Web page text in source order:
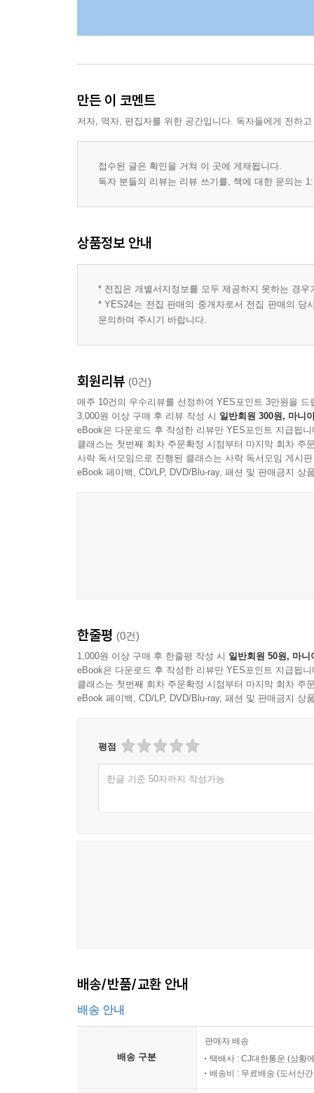
만든 이 코멘트
저자, 역자, 편집자를 위한 공간입니다. 독자들에게 전하
접수된 글은 확인을 거쳐 이 곳에 게재됩니다.
독자 분들의 리뷰는 리뷰 쓰기를, 책에 대한 문의는
상품정보 안내
* 전집은 개별서지정보를 모두 제공하지 못하는 경
* YES24는 전집 판매의 중개자로서 전집 판매의 당
문의하여 주시기 바랍니다.
회원리뷰 (0건)
매주 10건의 우수리뷰를 선정하여 YES포인트 3만원을 드
3,000원 이상 구매 후 리뷰 작성 시 일반회원 300원, 마니
eBook은 다운로드 후 작성한 리뷰만 YES포인트 지급됩니
클래스는 첫번째 회차 주문확정 시점부터 마지막 회차 주
사락 독서모임으로 진행된 클래스는 사락 독서모임 게시
eBook 페이백, CD/LP, DVD/Blu-ray, 패션 및 판매금지 상
한줄평 (0건)
1,000원 이상 구매 후 한줄평 작성 시 일반회원 50원, 마니
eBook은 다운로드 후 작성한 리뷰만 YES포인트 지급됩니
클래스는 첫번째 회차 주문확정 시점부터 마지막 회차 주
eBook 페이백, CD/LP, DVD/Blu-ray, 패션 및 판매금지 상
평점
한글 기준 50자까지 작성가능
배송/반품/교환 안내
배송 안내
배송 구분
판매자 배송
택배사 : CJ대한통운 (상황
배송비 : 무료배송 (도서산